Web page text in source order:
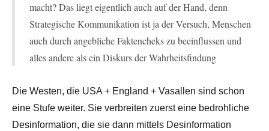
macht? Das liegt eigentlich auch auf der Hand, denn
Strategische Kommunikation ist ja der Versuch, Menschen
auch durch angebliche Faktencheks zu beeinflussen und
alles andere als ein Diskurs der Wahrheitsfindung
Die Westen, die USA + England + Vasallen sind schon
eine Stufe weiter. Sie verbreiten zuerst eine bedrohliche
Desinformation, die sie dann mittels Desinformation